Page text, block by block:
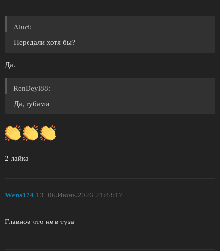
Aluci:
Передали хотя бы?
Да.
RenDeyl88:
Да, губами
2 лайка
Wens174 06.Июнь.2026 21:48:17
13
Главное что не в туза